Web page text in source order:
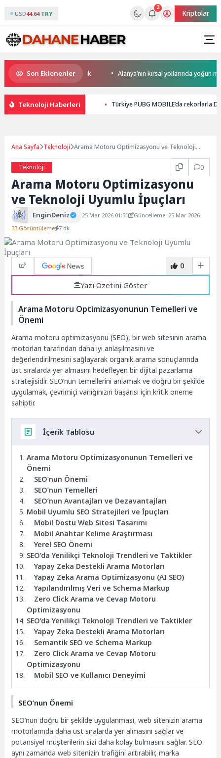
USD44.64 TRY
2
Kriptolar
Son Eklenenler
Potansiyeli Çok Büyük Alanya’nın kırsal yollarında yoğun mesai
Teknoloji Haberleri Türkiye PUBG MOBILE’da rekorlarla
Ana Sayfa Teknoloji Arama Motoru Optimizasyonu ve Teknoloji
Teknoloji
0
Arama Motoru Optimizasyonu
ve Teknoloji Uyumlu İpuçları
EnginDeniz 25 Mar 2026 01:51
Güncelleme: 25 Mar 2026
33 Görüntüleme 7 dk.
0
Yazı Özetini Göster
Arama Motoru Optimizasyonunun Temelleri ve
Önemi
Arama motoru optimizasyonu (SEO), bir web sitesinin arama
motorları tarafından daha iyi anlaşılmasını ve
değerlendirilmesini sağlayarak organik arama sonuçlarında
üst sıralarda yer almasını hedefleyen bir dijital pazarlama
stratejisidir. SEO’nun temellerini anlamak ve doğru bir şekilde
uygulamak, çevrimiçi varlığınızın başarısı için kritik öneme
sahiptir.
İçerik Tablosu
Arama Motoru Optimizasyonunun Temelleri ve
Önemi
SEO’nun Önemi
SEO’nun Temelleri
SEO’nun Avantajları ve Dezavantajları
Mobil Uyumlu SEO Stratejileri ve İpuçları
Mobil Dostu Web Sitesi Tasarımı
Mobil Anahtar Kelime Araştırması
Yerel SEO Önemi
SEO’da Yenilikçi Teknoloji Trendleri ve Taktikler
Yapay Zeka Destekli Arama Motorları
Yapay Zeka Arama Optimizasyonu (AI SEO)
Yapılandırılmış Veri ve Schema Markup
Zero Click Arama ve Cevap Motoru
Optimizasyonu
SEO’da Yenilikçi Teknoloji Trendleri ve Taktikler
Yapay Zeka Destekli Arama Motorları
Semantik SEO ve Schema Markup
Zero Click Arama ve Cevap Motoru
Optimizasyonu
Mobil SEO ve Kullanıcı Deneyimi
SEO’nun Önemi
SEO’nun doğru bir şekilde uygulanması, web sitenizin arama
motorlarında daha üst sıralarda yer almasını sağlar ve
potansiyel müşterilerin sizi daha kolay bulmasını sağlar. SEO
aynı zamanda web sitenizin trafiğini artırabilir, marka